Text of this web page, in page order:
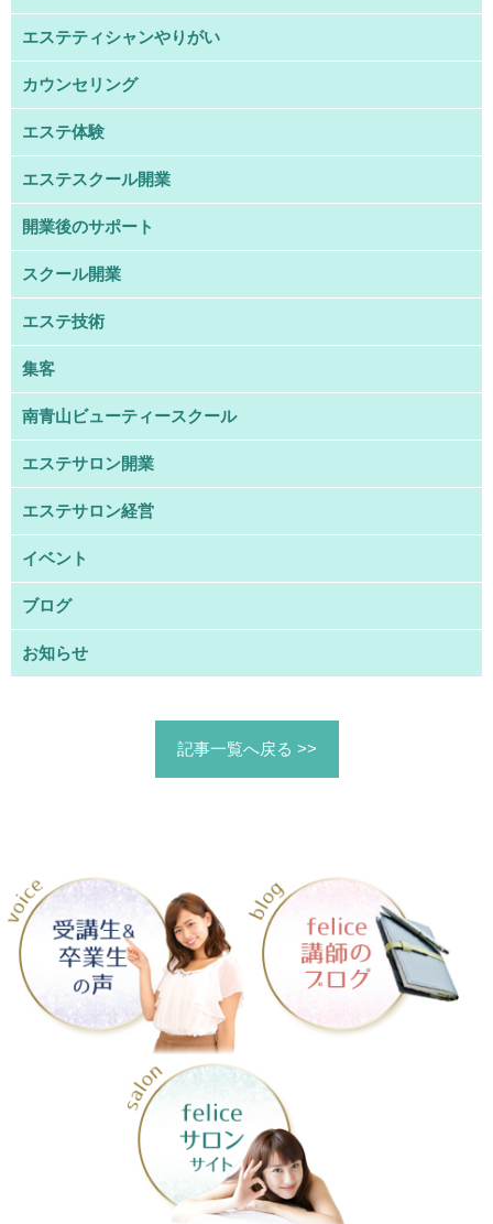
エステティシャンやりがい
カウンセリング
エステ体験
エステスクール開業
開業後のサポート
スクール開業
エステ技術
集客
南青山ビューティースクール
エステサロン開業
エステサロン経営
イベント
ブログ
お知らせ
記事一覧へ戻る >>